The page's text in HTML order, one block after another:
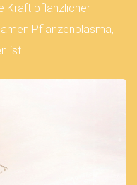
Kraft pflanzlicher
Pflanzenplasma,
ist.